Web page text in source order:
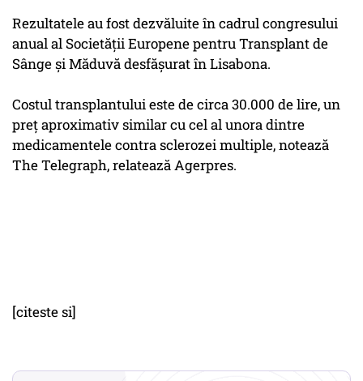
Rezultatele au fost dezvăluite în cadrul congresului
anual al Societăţii Europene pentru Transplant de
Sânge şi Măduvă desfăşurat în Lisabona.
Costul transplantului este de circa 30.000 de lire, un
preţ aproximativ similar cu cel al unora dintre
medicamentele contra sclerozei multiple, notează
The Telegraph, relatează Agerpres.
[citeste si]